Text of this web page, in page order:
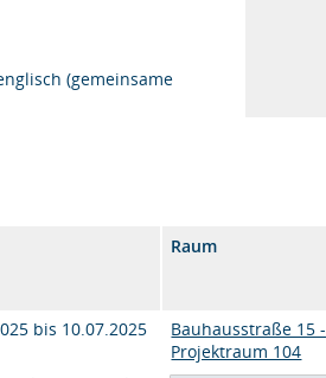
(gemeinsame
Raum
bis 10.07.2025
Bauhausstraße 15 -
Projektraum 104